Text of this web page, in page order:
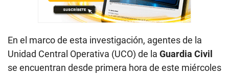
En el marco de esta investigación, agentes de la
Unidad Central Operativa (UCO) de la Guardia Civil
se encuentran desde primera hora de este miércoles